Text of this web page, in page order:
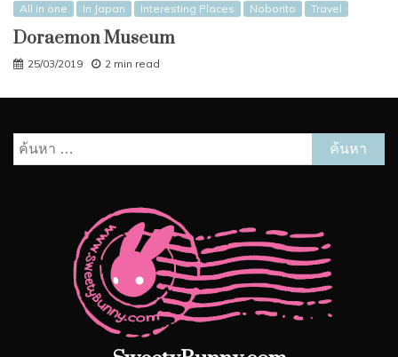
All in one In Japan Interesting Places Noborito Travel
Doraemon Museum
25/03/2019 2 min read
ค้นหา
สำหรับ: